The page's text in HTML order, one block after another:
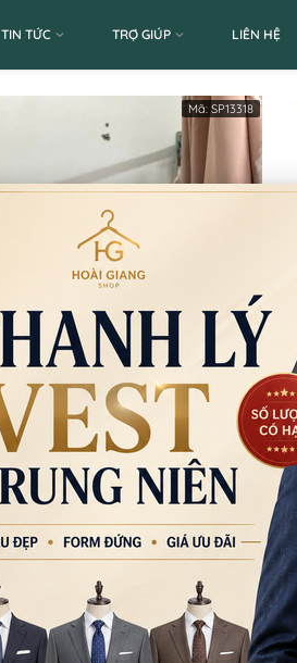
TIN TỨC TRỢ GIÚP LIÊN HỆ
Mã: SP13318